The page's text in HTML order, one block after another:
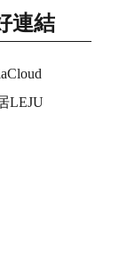
連結
LEJU